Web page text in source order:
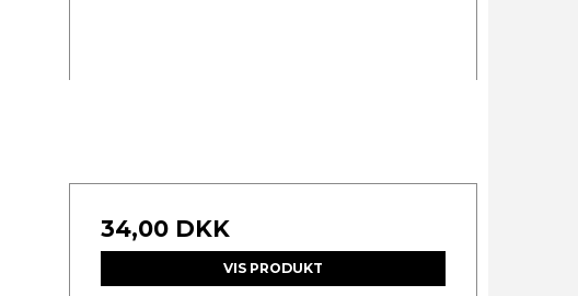
34,00 DKK
VIS PRODUKT